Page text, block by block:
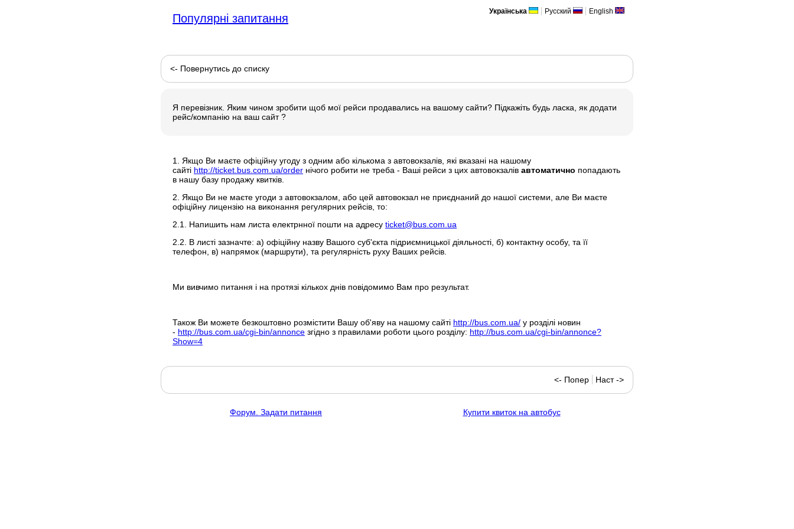
Українська Русский English
Популярні запитання
<- Повернутись до списку
Я перевізник. Яким чином зробити щоб мої рейси продавались на вашому сайти? Підкажіть будь ласка, як додати
рейс/компанію на ваш сайт ?
1. Якщо Ви маєте офіційну угоду з одним або кількома з автовокзалів, які вказані на нашому
сайті http://ticket.bus.com.ua/order нічого робити не треба - Ваші рейси з цих автовокзалів автоматично попадають
в нашу базу продажу квитків.
2. Якщо Ви не маєте угоди з автовокзалом, або цей автовокзал не приєднаний до нашої системи, але Ви маєте
офіційну лицензію на виконання регулярних рейсів, то:
2.1. Напишить нам листа електрнної пошти на адресу ticket@bus.com.ua
2.2. В листі зазначте: а) офіційну назву Вашого суб'єкта підриємницької діяльності, б) контактну особу, та її
телефон, в) напрямок (маршрути), та регулярність руху Ваших рейсів.
Ми вивчимо питання і на протязі кількох днів повідомимо Вам про результат.
Також Ви можете безкоштовно розмістити Вашу об'яву на нашому сайті http://bus.com.ua/ у розділі новин
- http://bus.com.ua/cgi-bin/annonce згідно з правилами роботи цього розділу: http://bus.com.ua/cgi-bin/annonce?
Show=4
<- Попер Наст ->
Форум. Задати питання Купити квиток на автобус